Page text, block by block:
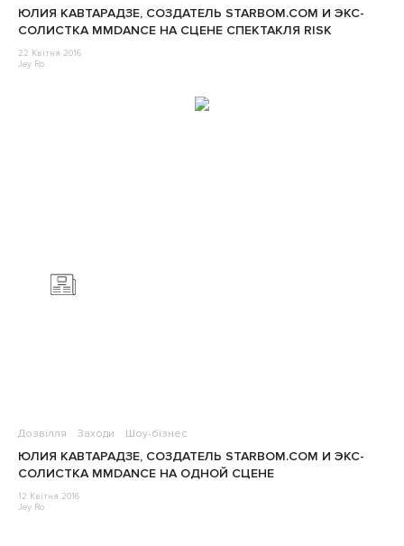
ЮЛИЯ КАВТАРАДЗЕ, СОЗДАТЕЛЬ STARBOM.COM И ЭКС-
СОЛИСТКА MMDANCE НА СЦЕНЕ СПЕКТАКЛЯ RISK
22 Квітня 2016
Jey Ro
Дозвілля Заходи Шоу-бізнес
ЮЛИЯ КАВТАРАДЗЕ, СОЗДАТЕЛЬ STARBOM.COM И ЭКС-
СОЛИСТКА MMDANCE НА ОДНОЙ СЦЕНЕ
12 Квітня 2016
Jey Ro